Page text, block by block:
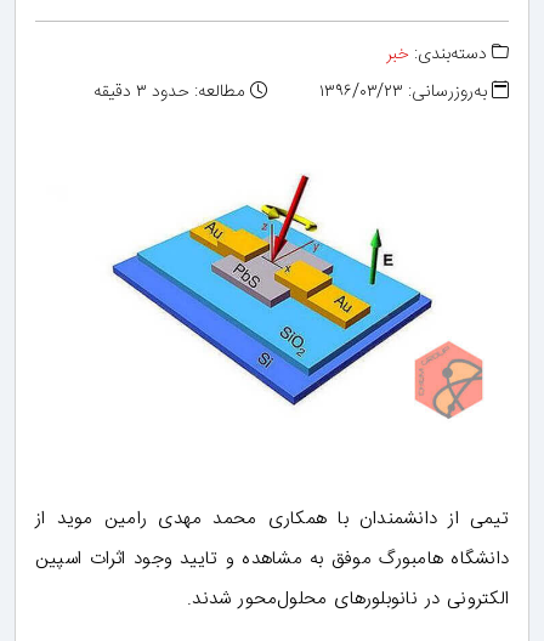
دسته‌بندی: خبر
به‌روزرسانی: ۱۳۹۶/۰۳/۲۳
مطالعه: حدود ۳ دقیقه
تیمی از دانشمندان با همکاری محمد مهدی رامین موید از
دانشگاه هامبورگ موفق به مشاهده و تایید وجود اثرات اسپین
الکترونی در نانوبلورهای محلول‌محور شدند.